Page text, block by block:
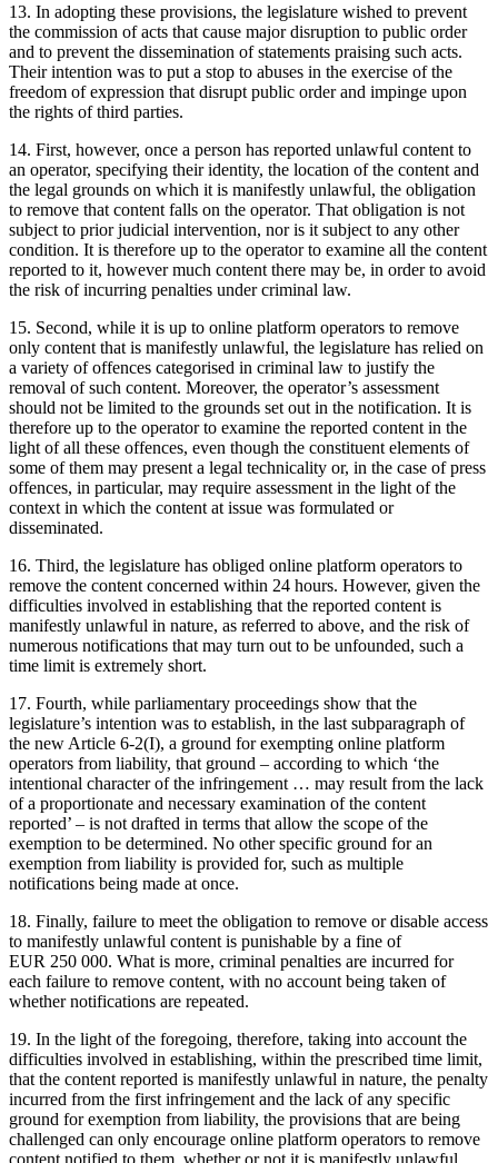
13. In adopting these provisions, the legislature wished to prevent
the commission of acts that cause major disruption to public order
and to prevent the dissemination of statements praising such acts.
Their intention was to put a stop to abuses in the exercise of the
freedom of expression that disrupt public order and impinge upon
the rights of third parties.
14. First, however, once a person has reported unlawful content to
an operator, specifying their identity, the location of the content and
the legal grounds on which it is manifestly unlawful, the obligation
to remove that content falls on the operator. That obligation is not
subject to prior judicial intervention, nor is it subject to any other
condition. It is therefore up to the operator to examine all the content
reported to it, however much content there may be, in order to avoid
the risk of incurring penalties under criminal law.
15. Second, while it is up to online platform operators to remove
only content that is manifestly unlawful, the legislature has relied on
a variety of offences categorised in criminal law to justify the
removal of such content. Moreover, the operator’s assessment
should not be limited to the grounds set out in the notification. It is
therefore up to the operator to examine the reported content in the
light of all these offences, even though the constituent elements of
some of them may present a legal technicality or, in the case of press
offences, in particular, may require assessment in the light of the
context in which the content at issue was formulated or
disseminated.
16. Third, the legislature has obliged online platform operators to
remove the content concerned within 24 hours. However, given the
difficulties involved in establishing that the reported content is
manifestly unlawful in nature, as referred to above, and the risk of
numerous notifications that may turn out to be unfounded, such a
time limit is extremely short.
17. Fourth, while parliamentary proceedings show that the
legislature’s intention was to establish, in the last subparagraph of
the new Article 6-2(I), a ground for exempting online platform
operators from liability, that ground – according to which ‘the
intentional character of the infringement … may result from the lack
of a proportionate and necessary examination of the content
reported’ – is not drafted in terms that allow the scope of the
exemption to be determined. No other specific ground for an
exemption from liability is provided for, such as multiple
notifications being made at once.
18. Finally, failure to meet the obligation to remove or disable access
to manifestly unlawful content is punishable by a fine of
EUR 250 000. What is more, criminal penalties are incurred for
each failure to remove content, with no account being taken of
whether notifications are repeated.
19. In the light of the foregoing, therefore, taking into account the
difficulties involved in establishing, within the prescribed time limit,
that the content reported is manifestly unlawful in nature, the penalty
incurred from the first infringement and the lack of any specific
ground for exemption from liability, the provisions that are being
challenged can only encourage online platform operators to remove
content notified to them, whether or not it is manifestly unlawful.